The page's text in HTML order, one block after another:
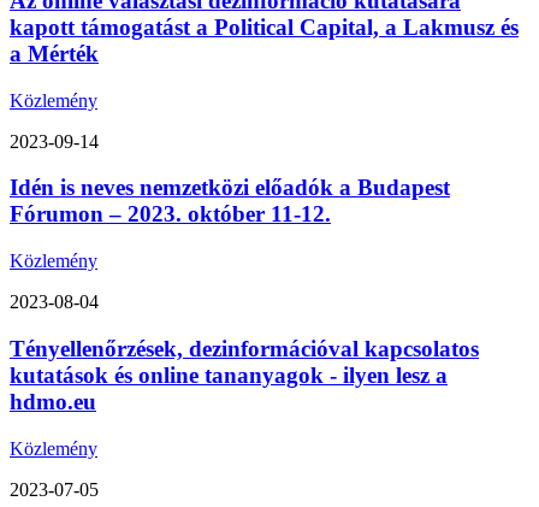
kapott támogatást a Political Capital, a Lakmusz és
a Mérték
Közlemény
2023-09-14
Idén is neves nemzetközi előadók a Budapest
Fórumon – 2023. október 11-12.
Közlemény
2023-08-04
Tényellenőrzések, dezinformációval kapcsolatos
kutatások és online tananyagok - ilyen lesz a
hdmo.eu
Közlemény
2023-07-05